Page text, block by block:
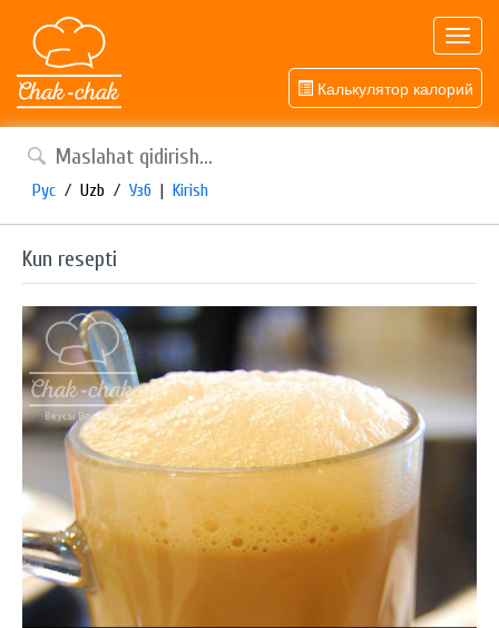
Калькулятор калорий
Рус / Uzb / Узб | Kirish
Kun resepti